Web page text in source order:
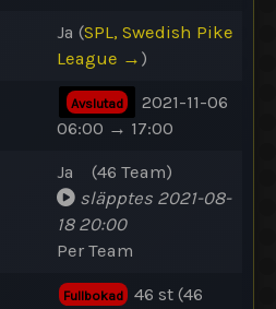
Ja (SPL, Swedish Pike
League → )
Avslutad
2021-11-06
06:00 → 17:00
Ja (46 Team)
släpptes 2021-08-
18 20:00
Per Team
Fullbokad
46 st (46